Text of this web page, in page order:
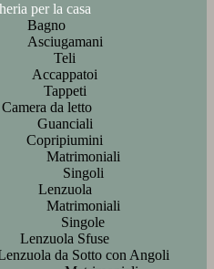
per la casa
Bagno
Asciugamani
Teli
Accappatoi
Tappeti
Camera da letto
Guanciali
Copripiumini
Matrimoniali
Singoli
Lenzuola
Matrimoniali
Singole
Lenzuola Sfuse
da Sotto con Angoli